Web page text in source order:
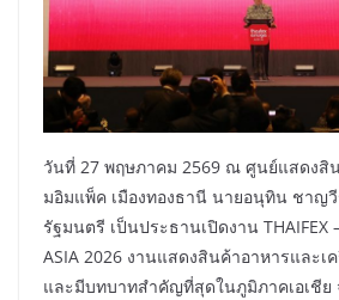
วันที่ 27 พฤษภาคม 2569 ณ ศูนย์แสดงสิ
มอิมแพ็ค เมืองทองธานี นายอนุทิน ชาญ
รัฐมนตรี เป็นประธานเปิดงาน THAIFEX
ASIA 2026 งานแสดงสินค้าอาหารและเ
และมีบทบาทสำคัญที่สุดในภูมิภาคเอเชีย